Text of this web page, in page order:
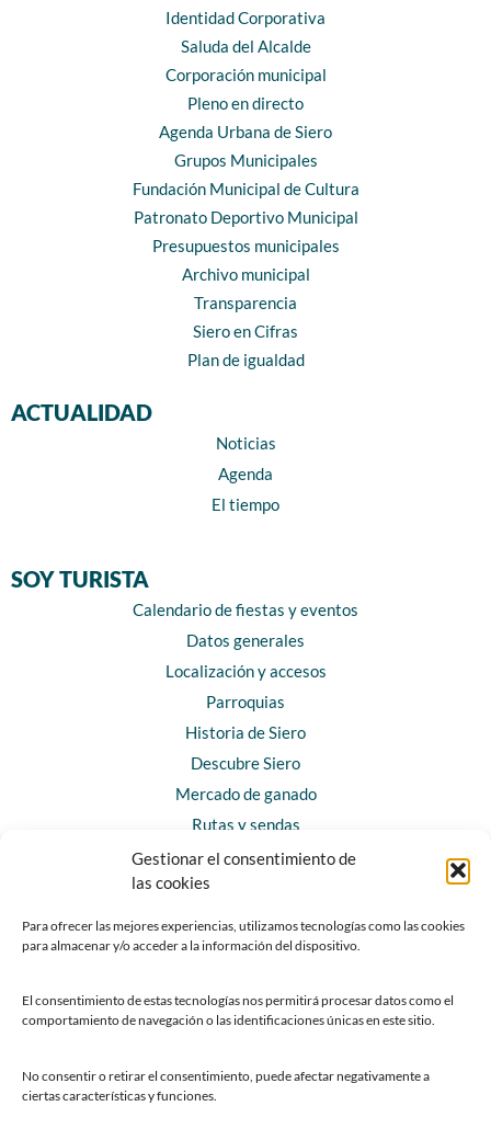
Gestionar el consentimiento de
las cookies
Para ofrecer las mejores experiencias, utilizamos tecnologías como las cookies
para almacenar y/o acceder a la información del dispositivo.
El consentimiento de estas tecnologías nos permitirá procesar datos como el
comportamiento de navegación o las identificaciones únicas en este sitio.
No consentir o retirar el consentimiento, puede afectar negativamente a
ciertas características y funciones.
Identidad Corporativa
Saluda del Alcalde
Corporación municipal
Pleno en directo
Agenda Urbana de Siero
Grupos Municipales
Fundación Municipal de Cultura
Patronato Deportivo Municipal
Presupuestos municipales
Archivo municipal
Transparencia
Siero en Cifras
Plan de igualdad
ACTUALIDAD
Noticias
Agenda
El tiempo
SOY TURISTA
Calendario de fiestas y eventos
Datos generales
Localización y accesos
Parroquias
Historia de Siero
Descubre Siero
Mercado de ganado
Rutas y sendas
Horarios y contacto
Teléfonos de interés
Chatbot Siero
SEDES ELECTRÓNICAS
Sede del Ayuntamiento de Siero